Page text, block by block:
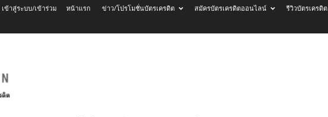
เข้าสู่ระบบ/เข้าร่วม หน้าแรก ข่าว/โปรโมชั่นบัตรเครดิต สมัครบัตรเครดิตออนไลน์ รีวิวบัตรเครดิต